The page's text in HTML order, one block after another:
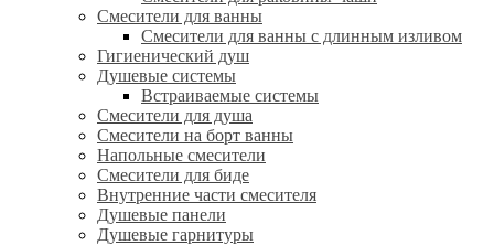
Смесители для ванны
Смесители для ванны с длинным изливом
Гигиенический душ
Душевые системы
Встраиваемые системы
Смесители для душа
Смесители на борт ванны
Напольные смесители
Смесители для биде
Внутренние части смесителя
Душевые панели
Душевые гарнитуры